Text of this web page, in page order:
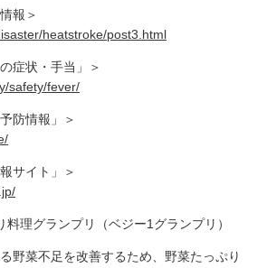
報＞
heatstroke/post3.html
症状・手当」＞
safety/fever/
防情報」＞
サイト」＞
理グランプリ（ベジー1グランプリ）
野菜不足を改善するため、野菜たっぷり